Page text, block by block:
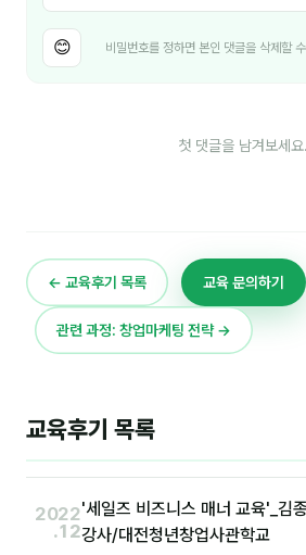
홍은표
고객사 레퍼런스
온라인강의 수강 후기
AI입문
AI툴
전체 도구
미팅·보고
제안·영업
😊 비밀번호를 정하면 본인 댓글을 삭제할
첫 댓글을 남겨보세요.
← 교육후기 목록 교육 문의하기
관련 과정: 창업마케팅 전략 →
교육후기 목록
2022
.12
'세일즈 비즈니스 매너 교육'_김
강사/대전청년창업사관학교